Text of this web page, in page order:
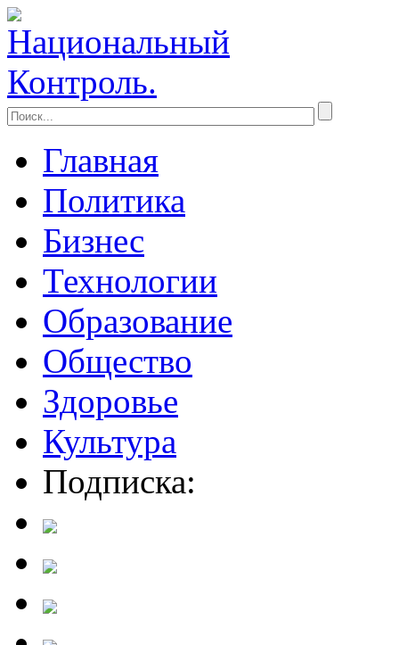
Главная
Политика
Бизнес
Технологии
Образование
Общество
Здоровье
Культура
Подписка: